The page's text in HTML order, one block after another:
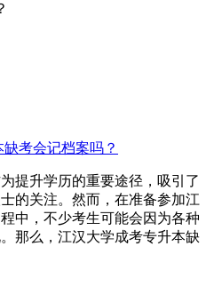
考会记档案吗？
提升学历的重要途径，吸引了
的关注。然而，在准备参加江
中，不少考生可能会因为各种
那么，江汉大学成考专升本缺